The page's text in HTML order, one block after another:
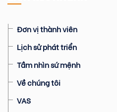
Đơn vị thành viên
Lịch sử phát triển
Tầm nhìn sứ mệnh
Về chúng tôi
VAS